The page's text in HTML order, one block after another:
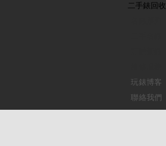
​二手錶回收
玩錶博客
聯絡我們